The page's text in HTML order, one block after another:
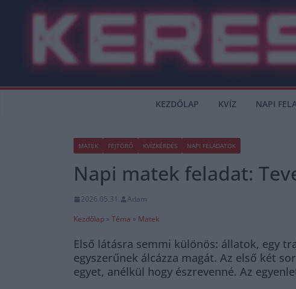
KEZDŐLAP KVÍZ NAPI
MATEK FEJTÖRŐ KVÍZKÉRDÉS NAPI FELADATOK
Napi matek feladat:
2026.05.31.
Adam
Kezdőlap » Téma » Matek
Első látásra semmi különös: állatok, egy
egyszerűnek álcázza magát. Az első két
egyet, anélkül hogy észrevenné. Az